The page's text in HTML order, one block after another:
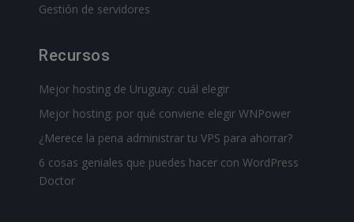
Gestión de servidores
Recursos
Mejor hosting de Uruguay: cuál elegir
Mejor hosting: por qué conviene elegir WNPower
¿Merece la pena administrar tu VPS para ahorrar?
6 cosas geniales que puedes hacer con WordPress
Doctor